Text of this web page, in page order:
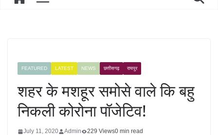
FEATURED LATEST NEWS छत्तीसगढ़ रायपुर
शहर के मशहूर समोसे वाले कि बहु
निकली कोरोना पॉजेटिव!
July 11, 2020 Admin 229 Views0 min read